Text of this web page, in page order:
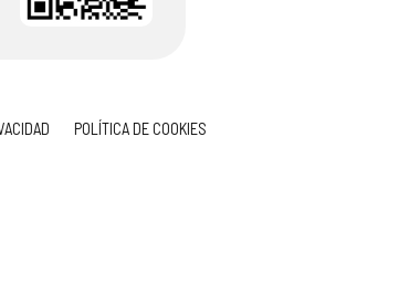
POLÍTICA DE COOKIES